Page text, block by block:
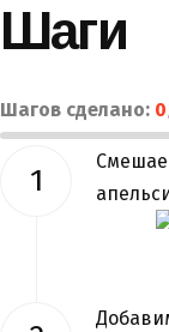
Шаги
Шагов сделано: 0